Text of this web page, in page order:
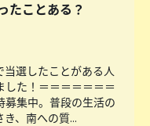
たことある？
選したことがある人
た！＝＝＝＝＝＝＝
募集中。普段の生活の
、南への質...